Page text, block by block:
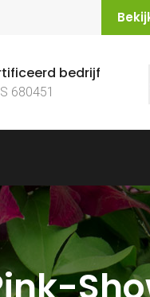
bedrijf
680451